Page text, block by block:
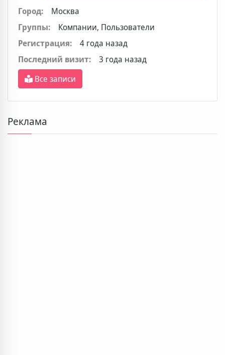
Город:
Москва
Группы:
Компании, Пользователи
Регистрация:
4 года назад
Последний визит:
3 года назад
Все записи
Реклама